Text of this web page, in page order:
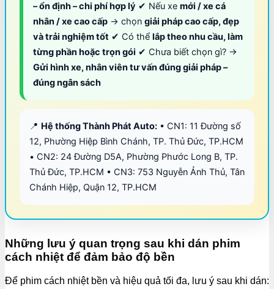
– ổn định – chi phí hợp lý ✔ Nếu xe mới / xe cá
nhân / xe cao cấp → chọn giải pháp cao cấp, đẹp
và trải nghiệm tốt ✔ Có thể lắp theo nhu cầu, làm
từng phần hoặc trọn gói ✔ Chưa biết chọn gì? →
Gửi hình xe, nhân viên tư vấn đúng giải pháp –
đúng ngân sách
📍 Hệ thống Thành Phát Auto: • CN1: 11 Đường số
12, Phường Hiệp Bình Chánh, TP. Thủ Đức, TP.HCM
• CN2: 24 Đường D5A, Phường Phước Long B, TP.
Thủ Đức, TP.HCM • CN3: 753 Nguyễn Ảnh Thủ, Tân
Chánh Hiệp, Quận 12, TP.HCM
Những lưu ý quan trọng sau khi dán phim
cách nhiệt để đảm bảo độ bền
Để phim cách nhiệt bền và hiệu quả tối đa, lưu ý sau khi dán: